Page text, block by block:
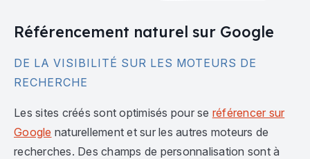
Référencement naturel sur Google
DE LA VISIBILITÉ SUR LES MOTEURS DE
RECHERCHE
Les sites créés sont optimisés pour se référencer sur
Google naturellement et sur les autres moteurs de
recherches. Des champs de personnalisation sont à